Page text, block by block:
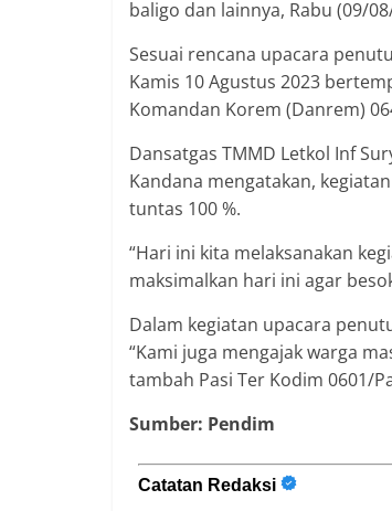
baligo dan lainnya, Rabu (09/
Sesuai rencana upacara
Kamis 10 Agustus 2023
Komandan Korem (Danrem)
Dansatgas TMMD Letkol Inf
Kandana mengatakan,
tuntas 100 %.
“Hari ini kita melaksanakan
maksimalkan hari ini agar
Dalam kegiatan upacara
“Kami juga mengajak warga
tambah Pasi Ter Kodim 0601/
Sumber: Pendim